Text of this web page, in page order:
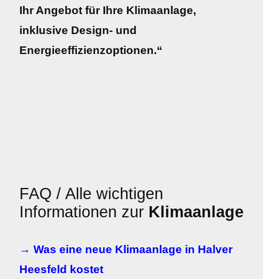
Ihr Angebot für Ihre Klimaanlage,
inklusive Design- und
Energieeffizienzoptionen.“
FAQ / Alle wichtigen
Informationen zur Klimaanlage
→ Was eine neue Klimaanlage in Halver
Heesfeld kostet